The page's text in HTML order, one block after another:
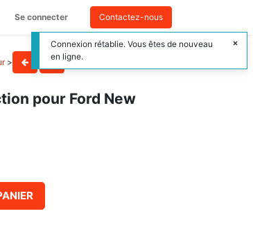
Se connecter Contactez-nous
>
pour Ford New
Connexion rétablie. Vous êtes de nouveau
en ligne.